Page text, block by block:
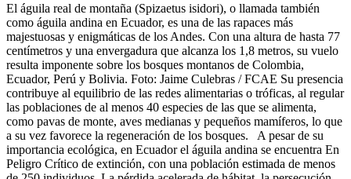
El águila real de montaña (Spizaetus isidori), o llamada también
como águila andina en Ecuador, es una de las rapaces más
majestuosas y enigmáticas de los Andes. Con una altura de hasta 77
centímetros y una envergadura que alcanza los 1,8 metros, su vuelo
resulta imponente sobre los bosques montanos de Colombia,
Ecuador, Perú y Bolivia. Foto: Jaime Culebras / FCAE Su presencia
contribuye al equilibrio de las redes alimentarias o tróficas, al regular
las poblaciones de al menos 40 especies de las que se alimenta,
como pavas de monte, aves medianas y pequeños mamíferos, lo que
a su vez favorece la regeneración de los bosques. A pesar de su
importancia ecológica, en Ecuador el águila andina se encuentra En
Peligro Crítico de extinción, con una población estimada de menos